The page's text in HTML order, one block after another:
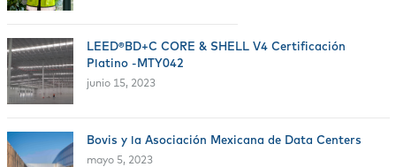
LEED®BD+C CORE & SHELL V4 Certificación
Platino -MTY042
junio 15, 2023
Bovis y la Asociación Mexicana de Data Centers
mayo 5, 2023